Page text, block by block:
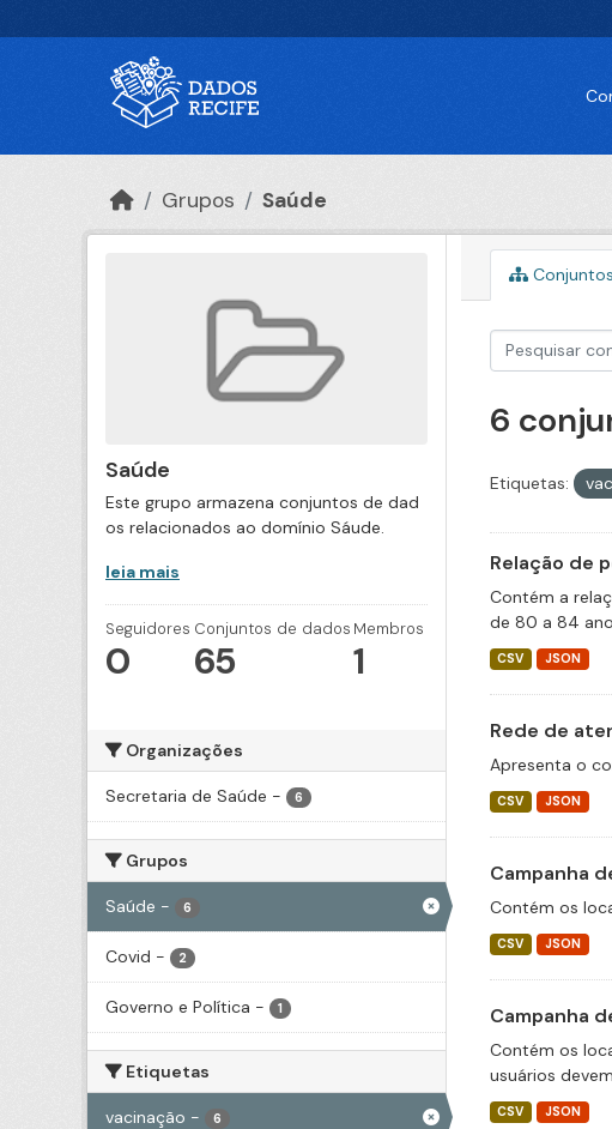
Grupos Saúde
Saúde
Este grupo armazena conjuntos de dad
os relacionados ao domínio Sáude.
leia mais
Seguidores
0
Conjuntos de dados
65
Membros
1
Organizações
Secretaria de Saúde - 6
Grupos
Saúde - 6
Covid - 2
Governo e Política - 1
Etiquetas
vacinação - 6
6
Etiquetas:
Relação de
Contém a
de 80 a 84
CSV JSON
Rede de
Apresenta o
CSV JSON
Campanha
Contém os
CSV JSON
Campanha
Contém os
usuários
CSV JSON